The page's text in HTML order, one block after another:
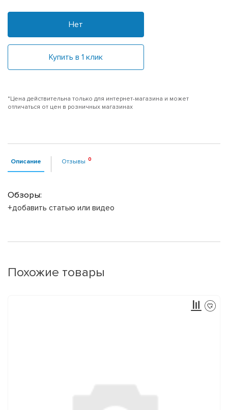
Нет
Купить в 1 клик
*Цена действительна только для интернет-магазина и может
отличаться от цен в розничных магазинах
Описание Отзывы
Обзоры:
+добавить статью или видео
Похожие товары